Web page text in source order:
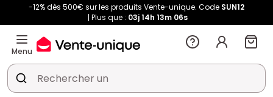
-12% dès 500€ sur les produits Vente-unique. Code SUN12
Plus que : 03j 14h 13m 05s
Menu